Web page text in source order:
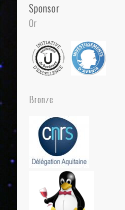
Sponsor
Or
Bronze